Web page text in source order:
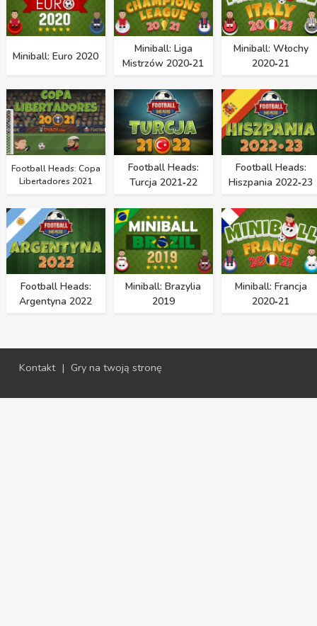
Miniball: Euro 2020
Miniball: Liga
Mistrzów 2020‑21
Miniball: Włochy
2020‑21
Football Heads: Copa
Libertadores 2021
Football Heads:
Turcja 2021‑22
Football Heads:
Hiszpania 2022‑23
Football Heads:
Argentyna 2022
Miniball: Brazylia
2019
Miniball: Francja
2020‑21
Kontakt | Gry na twoją stronę